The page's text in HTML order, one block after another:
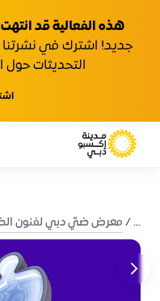
هذه الفعالية قد انتهت
جديد! اشترك في نشرتنا
التحديثات حول
... معرض ضيّ دبي لفنون